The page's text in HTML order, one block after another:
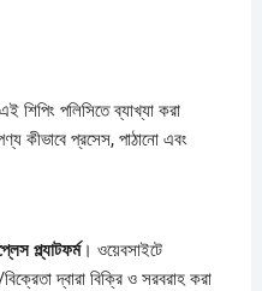
পলিসিতে ব্যাখ্যা করা
কীভাবে প্রসেস, পাঠানো এবং
প্ল্যাটফর্ম। ওয়েবসাইটে
দ্বারা বিক্রি ও সরবরাহ করা